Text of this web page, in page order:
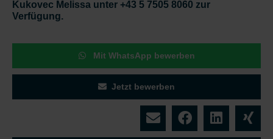
Kukovec Melissa unter +43 5 7505 8060 zur
Verfügung.
Mit WhatsApp bewerben
Jetzt bewerben